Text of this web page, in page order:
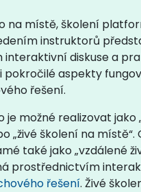
na místě, školení
instruktorů
diskuse a
pokročilé aspekty
řešení.
je možné realizovat jako
„živé školení na místě“.
také jako „vzdálené
prostřednictvím
řešení. Živé